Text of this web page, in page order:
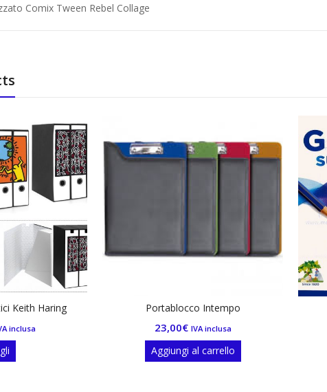
Comix Tween Rebel Collage
Keith Haring
inclusa
prodotto
Portablocco Intempo
23,00€ IVA inclusa
Aggiungi al carrello